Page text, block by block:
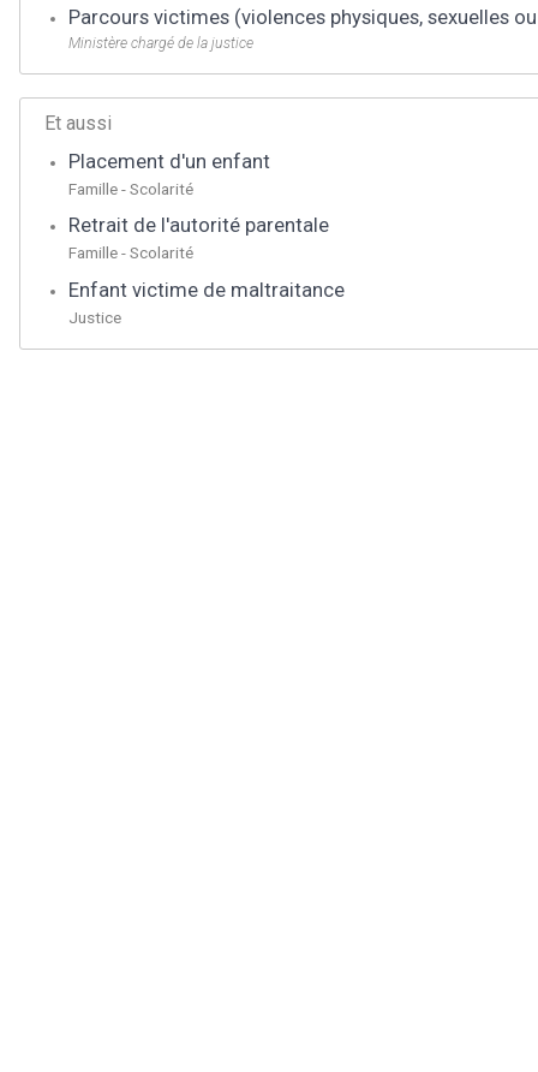
Parcours victimes (violences physiques, sexuelles
Ministère chargé de la justice
Et aussi
Placement d'un enfant
Famille - Scolarité
Retrait de l'autorité parentale
Famille - Scolarité
Enfant victime de maltraitance
Justice